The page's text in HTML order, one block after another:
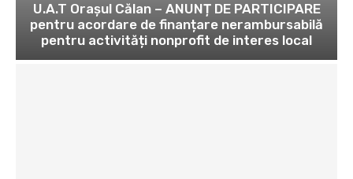
U.A.T Orașul Călan – ANUNȚ DE PARTICIPARE
pentru acordare de finanțare nerambursabilă
pentru activități nonprofit de interes local